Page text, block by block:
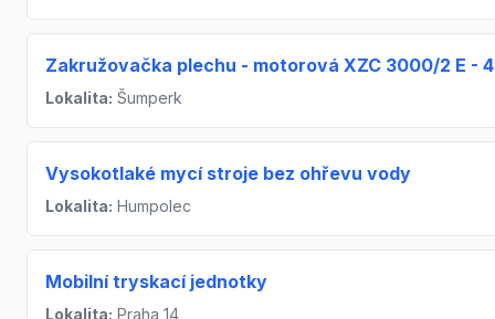
Zakružovačka plechu - motorová XZC 3000/2 E -
Lokalita: Šumperk
Vysokotlaké mycí stroje bez ohřevu vody
Lokalita: Humpolec
Mobilní tryskací jednotky
Lokalita: Praha 14